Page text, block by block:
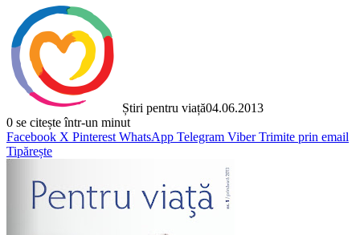
Știri pentru viață04.06.2013
0 se citește într-un minut
Facebook X Pinterest WhatsApp Telegram Viber Trimite prin email
Tipărește